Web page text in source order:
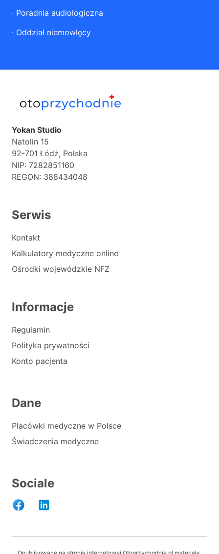
· Poradnia audiologiczna
· Oddział niemowlęcy
Yokan Studio
Natolin 15
92-701 Łódź, Polska
NIP: 7282851160
REGON: 388434048
Serwis
Kontakt
Kalkulatory medyczne online
Ośrodki wojewódzkie NFZ
Informacje
Regulamin
Polityka prywatności
Konto pacjenta
Dane
Placówki medyczne w Polsce
Świadczenia medyczne
Sociale